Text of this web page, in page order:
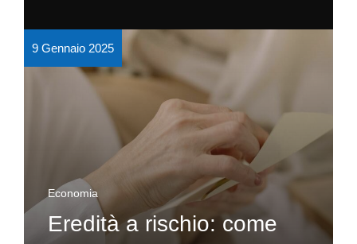
9 Gennaio 2025
Economia
Eredità a rischio: come